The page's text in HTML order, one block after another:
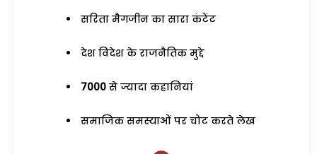
सरिता मैगजीन का सारा कंटेंट
देश विदेश के राजनैतिक मुद्दे
7000 से ज्यादा कहानियां
समाजिक समस्याओं पर चोट करते लेख